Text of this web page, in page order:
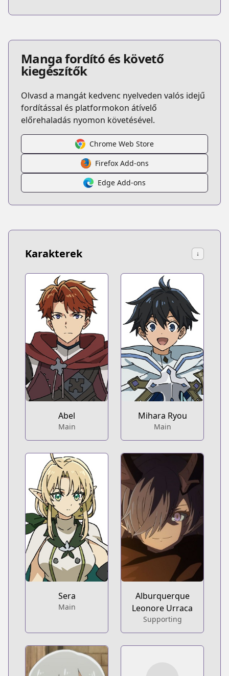
Manga fordító és követő
kiegészítők
Olvasd a mangát kedvenc nyelveden valós idejű
fordítással és platformokon átívelő
előrehaladás nyomon követésével.
Chrome Web Store
Firefox Add-ons
Edge Add-ons
Karakterek ↓
Abel
Main
Mihara Ryou
Main
Sera
Main
Alburquerque
Leonore Urraca
Supporting